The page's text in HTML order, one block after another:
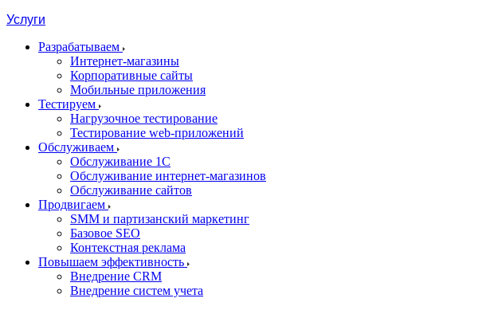
Услуги
Разрабатываем
Интернет-магазины
Корпоративные сайты
Мобильные приложения
Тестируем
Нагрузочное тестирование
Тестирование web-приложений
Обслуживаем
Обслуживание 1С
Обслуживание интернет-магазинов
Обслуживание сайтов
Продвигаем
SMM и партизанский маркетинг
Базовое SEO
Контекстная реклама
Повышаем эффективность
Внедрение CRM
Внедрение систем учета